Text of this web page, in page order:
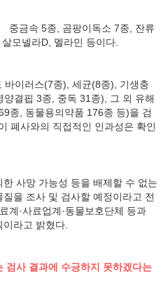
중금속 5종, 곰팡이독소 7종, 잔류
모넬라D, 멜라민 등이다.
바이러스(7종), 세균(8종), 기생충
결핍 3종, 중독 31종), 그 외 유해
종, 동물용의약품 176종 등)을 검
폐사와의 직접적인 인과성은 확인
사망 가능성 등을 배제할 수 없는
을 조사 및 검사할 예정이라고 전
계·사료업계·동물보호단체 등과
라고 밝혔다.
검사 결과에 수긍하지 못하겠다는